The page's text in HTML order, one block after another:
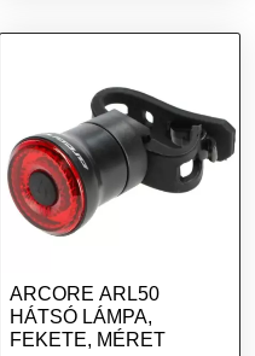
ARCORE ARL50
HÁTSÓ LÁMPA,
FEKETE, MÉRET